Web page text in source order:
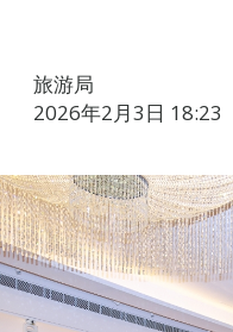
旅游局
2026年2月3日 18:23